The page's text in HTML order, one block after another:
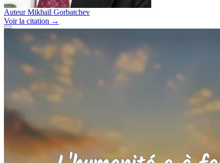
Auteur Mikhaïl Gorbatchev
Voirla citation →